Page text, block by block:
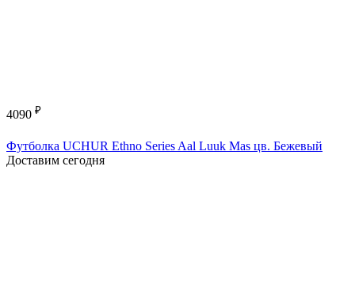
4090 ₽
Футболка UCHUR Ethno Series Aal Luuk Mas цв. Бежевый
Доставим сегодня